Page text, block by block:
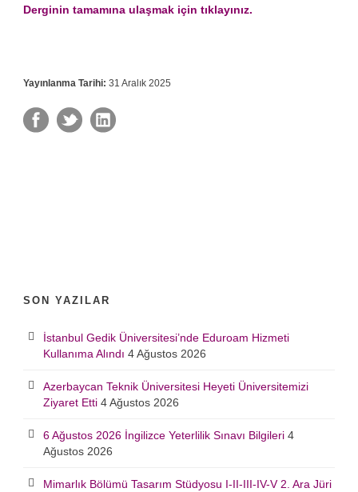
Derginin tamamına ulaşmak için tıklayınız.
Yayınlanma Tarihi: 31 Aralık 2025
SON YAZILAR
İstanbul Gedik Üniversitesi’nde Eduroam Hizmeti
Kullanıma Alındı 4 Ağustos 2026
Azerbaycan Teknik Üniversitesi Heyeti Üniversitemizi
Ziyaret Etti 4 Ağustos 2026
6 Ağustos 2026 İngilizce Yeterlilik Sınavı Bilgileri 4
Ağustos 2026
Mimarlık Bölümü Tasarım Stüdyosu I-II-III-IV-V 2. Ara Jüri